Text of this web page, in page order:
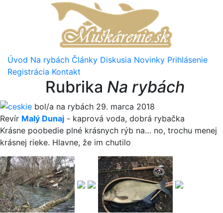
Úvod Na rybách Články Diskusia Novinky Prihlásenie
Registrácia Kontakt
Rubrika Na rybách
ceskie bol/a na rybách 29. marca 2018
Revír Malý Dunaj - kaprová voda, dobrá rybačka
Krásne poobedie plné krásnych rýb na… no, trochu menej
krásnej rieke. Hlavne, že im chutilo